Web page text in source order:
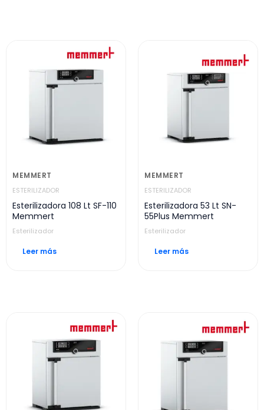
MEMMERT
ESTERILIZADOR
Esterilizadora 108 Lt SF-110
Memmert
Esterilizador
Leer más
MEMMERT
ESTERILIZADOR
Esterilizadora 53 Lt SN-
55Plus Memmert
Esterilizador
Leer más